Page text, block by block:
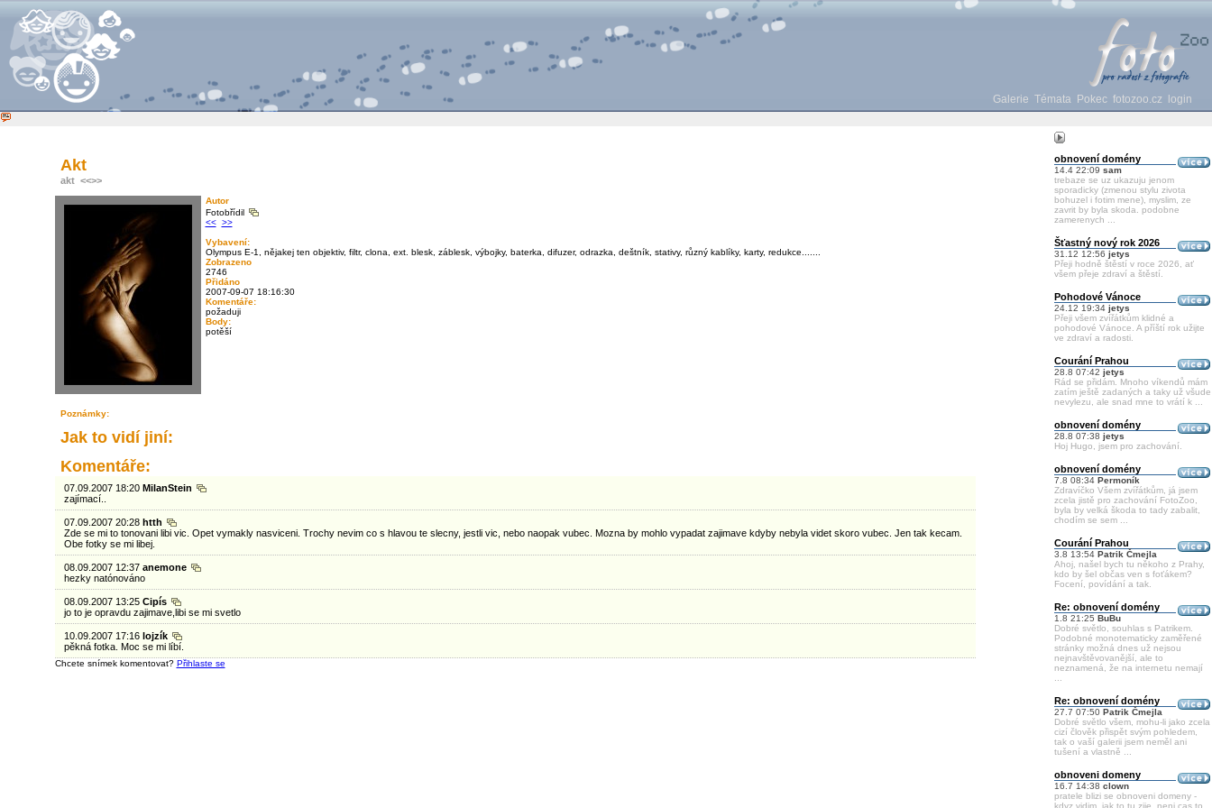
Galerie Témata Pokec fotozoo.cz login
obnovení domény
14.4 22:09 sam
trebaze se uz ukazuju jenom
sporadicky (zmenou stylu zivota
bohuzel i fotim mene), myslim, ze
zavrit by byla skoda. podobne
zamerenych ...
Šťastný nový rok 2026
31.12 12:56 jetys
Přeji hodně štěstí v roce 2026, ať
všem přeje zdraví a štěstí.
Pohodové Vánoce
24.12 19:34 jetys
Přeji všem zvířátkům klidné a
pohodové Vánoce. A příští rok užijte
ve zdraví a radosti.
Courání Prahou
28.8 07:42 jetys
Rád se přidám. Mnoho víkendů mám
zatím ještě zadaných a taky už všude
nevylezu, ale snad mne to vrátí k ...
obnovení domény
28.8 07:38 jetys
Hoj Hugo, jsem pro zachování.
obnovení domény
7.8 08:34 Permoník
Zdravíčko Všem zvířátkům, já jsem
zcela jistě pro zachování FotoZoo,
byla by velká škoda to tady zabalit,
chodím se sem ...
Courání Prahou
3.8 13:54 Patrik Čmejla
Ahoj, našel bych tu někoho z Prahy,
kdo by šel občas ven s foťákem?
Focení, povídání a tak.
Re: obnovení domény
1.8 21:25 BuBu
Dobré světlo, souhlas s Patrikem.
Podobné monotematicky zaměřené
stránky možná dnes už nejsou
nejnavštěvovanější, ale to
neznamená, že na internetu nemají
Re: obnovení domény
27.7 07:50 Patrik Čmejla
Dobré světlo všem, mohu-li jako zcela
cizí člověk přispět svým pohledem,
tak o vaší galerii jsem neměl ani
tušení a vlastně ...
obnoveni domeny
16.7 14:38 clown
pratele blizi se obnoveni domeny -
kdyz vidim, jak to tu zije, neni cas to
Akt
akt <<>>
Autor
Fotobřídil
<< >>
Vybavení:
Olympus E-1, nějakej ten objektiv, filtr, clona, ext. blesk, záblesk, výbojky, baterka, difuzer, odrazka, deštník, stativy, různý kablíky, karty, redukce.......
Zobrazeno
2746
Přidáno
2007-09-07 18:16:30
Komentáře:
požaduji
Body:
potěší
Poznámky:
Jak to vidí jiní:
Komentáře:
07.09.2007 18:20 MilanStein
zajímací..
07.09.2007 20:28 htth
Zde se mi to tonovani libi vic. Opet vymakly nasviceni. Trochy nevim co s hlavou te slecny, jestli vic, nebo naopak vubec. Mozna by mohlo vypadat zajimave kdyby nebyla videt skoro vubec. Jen tak kecam.
Obe fotky se mi libej.
08.09.2007 12:37 anemone
hezky natónováno
08.09.2007 13:25 Cipís
jo to je opravdu zajimave,libi se mi svetlo
10.09.2007 17:16 lojzík
pěkná fotka. Moc se mi líbí.
Chcete snímek komentovat? Přihlaste se